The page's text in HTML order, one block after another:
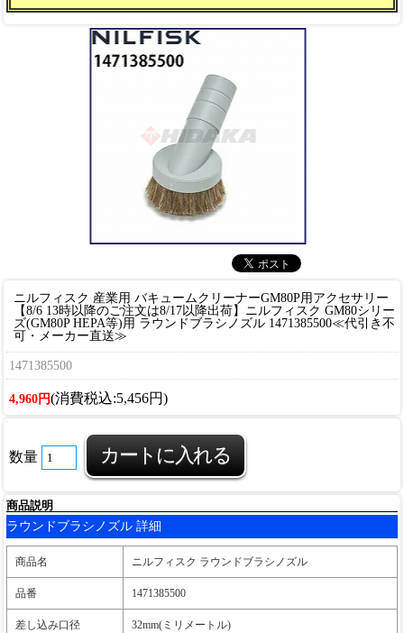
ニルフィスク 産業用 バキュームクリーナーGM80P用アクセサリー
【8/6 13時以降のご注文は8/17以降出荷】ニルフィスク GM80シリー
ズ(GM80P HEPA等)用 ラウンドブラシノズル 1471385500≪代引き不
可・メーカー直送≫
1471385500
4,960円(消費税込:5,456円)
数量
商品説明
ラウンドブラシノズル 詳細
商品名 ニルフィスク ラウンドブラシノズル
品番 1471385500
差し込み口径 32mm(ミリメートル)